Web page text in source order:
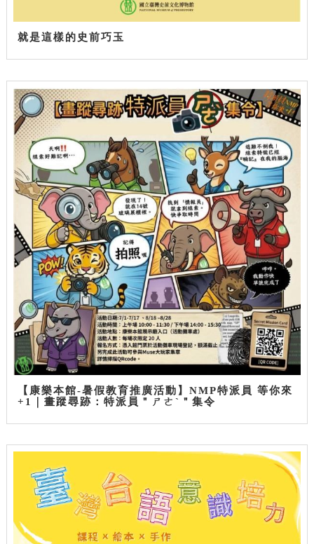
就是這樣的史前巧玉
【康樂本館-暑假教育推廣活動】NMP特派員 等你來
+1｜畫蹤尋跡：特派員＂ㄕㄜˋ＂集令